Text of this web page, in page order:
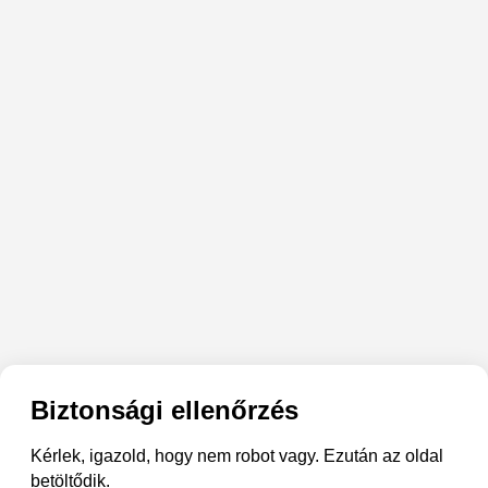
Biztonsági ellenőrzés
Kérlek, igazold, hogy nem robot vagy. Ezután az oldal
betöltődik.